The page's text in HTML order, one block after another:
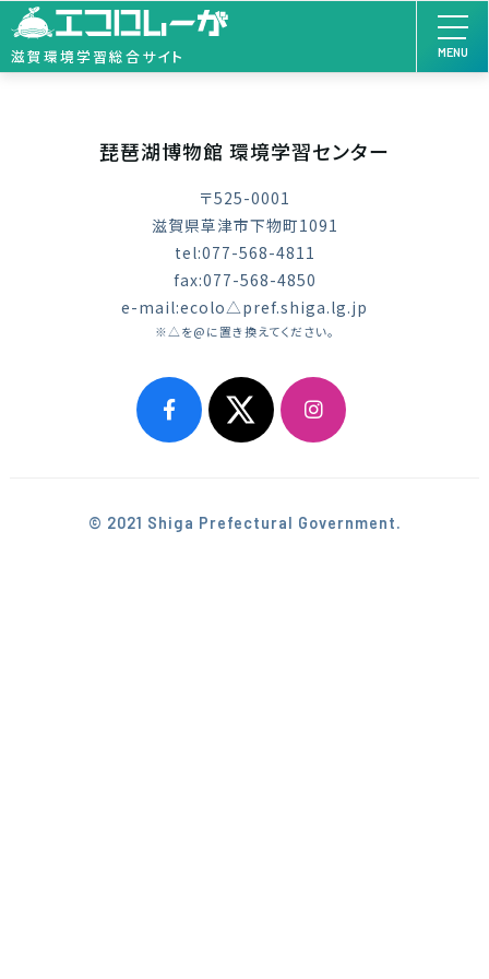
滋賀環境学習総合サイト MENU
琵琶湖博物館 環境学習センター
〒525-0001
滋賀県草津市下物町1091
tel:077-568-4811
fax:077-568-4850
e-mail:ecolo△pref.shiga.lg.jp
※△を@に置き換えてください。
© 2021 Shiga Prefectural Government.